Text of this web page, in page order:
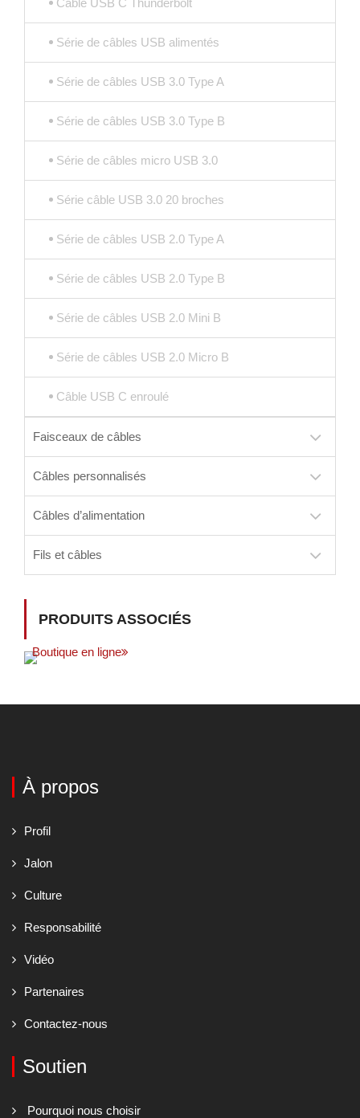
Série de câbles USB alimentés
Série de câbles USB 3.0 Type A
Série de câbles USB 3.0 Type B
Série de câbles micro USB 3.0
Série câble USB 3.0 20 broches
Série de câbles USB 2.0 Type A
Série de câbles USB 2.0 Type B
Série de câbles USB 2.0 Mini B
Série de câbles USB 2.0 Micro B
Câble USB C enroulé
Faisceaux de câbles
Câbles personnalisés
Câbles d’alimentation
Fils et câbles
PRODUITS ASSOCIÉS
Boutique en ligne
À propos
Profil
Jalon
Culture
Responsabilité
Vidéo
Partenaires
Contactez-nous
Soutien
Pourquoi nous choisir